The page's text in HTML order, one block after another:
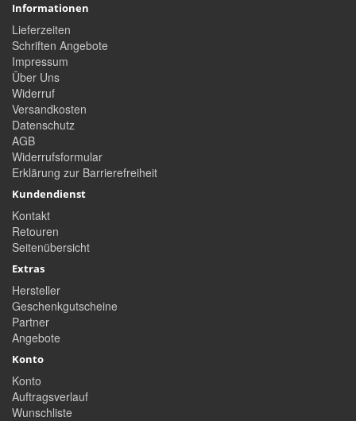
Informationen
Lieferzeiten
Schriften Angebote
Impressum
Über Uns
Widerruf
Versandkosten
Datenschutz
AGB
Widerrufsformular
Erklärung zur Barrierefreiheit
Kundendienst
Kontakt
Retouren
Seitenübersicht
Extras
Hersteller
Geschenkgutscheine
Partner
Angebote
Konto
Konto
Auftragsverlauf
Wunschliste